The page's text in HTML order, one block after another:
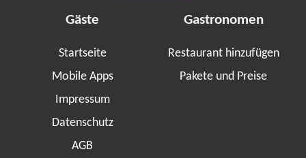
Gäste
Startseite
Mobile Apps
Impressum
Datenschutz
AGB
Gastronomen
Restaurant hinzufügen
Pakete und Preise